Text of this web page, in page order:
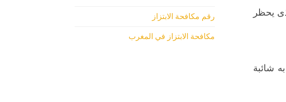
يحظر
شائبة
رقم مكافحة الابتزاز
مكافحة الابتزاز في المغرب